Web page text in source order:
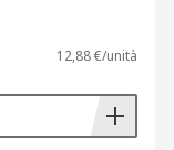
12,88 €/unità